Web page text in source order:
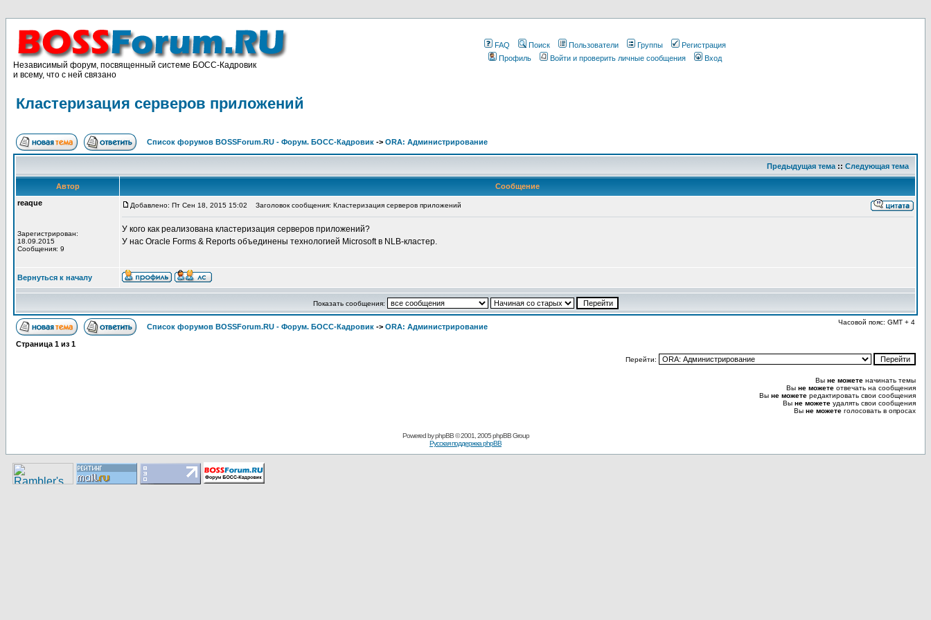
Независимый форум, посвященный системе БОСС-Кадровик
и всему, что с ней связано
FAQ Поиск Пользователи Группы
Регистрация
Профиль
Войти и проверить личные сообщения Вход
Кластеризация серверов приложений
Список форумов BOSSForum.RU - Форум. БОСС-Кадровик -> ORA: Администрирование
Предыдущая тема :: Следующая тема
Автор
Сообщение
reaque
Зарегистрирован:
18.09.2015
Сообщения: 9
Добавлено: Пт Сен 18, 2015 15:02 Заголовок сообщения: Кластеризация серверов приложений
У кого как реализована кластеризация серверов приложений?
У нас Oracle Forms & Reports объединены технологией Microsoft в NLB-кластер.
Вернуться к началу
Показать сообщения:
Список форумов BOSSForum.RU - Форум. БОСС-Кадровик -> ORA: Администрирование
Часовой пояс: GMT + 4
Страница 1 из 1
Перейти:
Вы не можете начинать темы
Вы не можете отвечать на сообщения
Вы не можете редактировать свои сообщения
Вы не можете удалять свои сообщения
Вы не можете голосовать в опросах
Pоwerеd byрhpВB© 2001, 2005 рhpВB Grouр
Русская поддержка phрВB